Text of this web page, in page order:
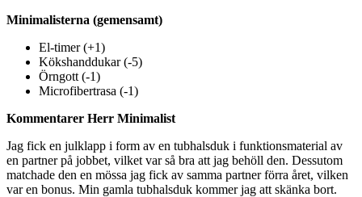
Minimalisterna (gemensamt)
El-timer (+1)
Kökshanddukar (-5)
Örngott (-1)
Microfibertrasa (-1)
Kommentarer Herr Minimalist
Jag fick en julklapp i form av en tubhalsduk i funktionsmaterial av
en partner på jobbet, vilket var så bra att jag behöll den. Dessutom
matchade den en mössa jag fick av samma partner förra året, vilken
var en bonus. Min gamla tubhalsduk kommer jag att skänka bort.